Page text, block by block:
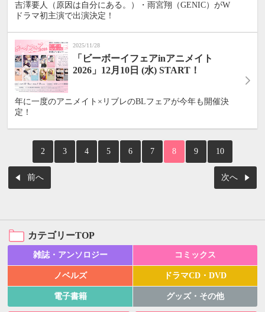
吉澤要人（原因は自分にある。）・雨宮翔（GENIC）がW
ドラマ初主演で出演決定！
2025/11/28
「ビーボーイフェアinアニメイト
2026」12月10日 (水) START！
年に一度のアニメイト×リブレのBLフェアが今年も開催決
定！
前へ
2 3 4 5 6 7 8 9 10
次へ
カテゴリーTOP
雑誌・アンソロジー コミックス
ノベルズ ドラマCD・DVD
電子書籍 グッズ・その他